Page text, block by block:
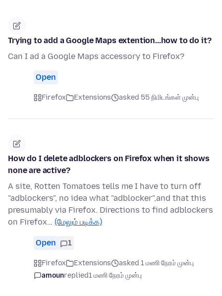
Trying to add a Google Maps extention...how to do it?
Can I ad a Google Maps accessory to Firefox?
Open
Firefox Extensions asked 55 நிமிடங்கள் முன்பு
How do I delete adblockers on Firefox when it shows
none are active?
A site, Rotten Tomatoes tells me I have to turn off
"adblockers", no idea what "adblocker",and that this
presumably via Firefox. Directions to find adblockers
on Firefox… (மேலும் படிக்க)
Open 1
Firefox Extensions
asked 1 மணி நேரம் முன்பு
amounreplied1 மணி நேரம் முன்பு